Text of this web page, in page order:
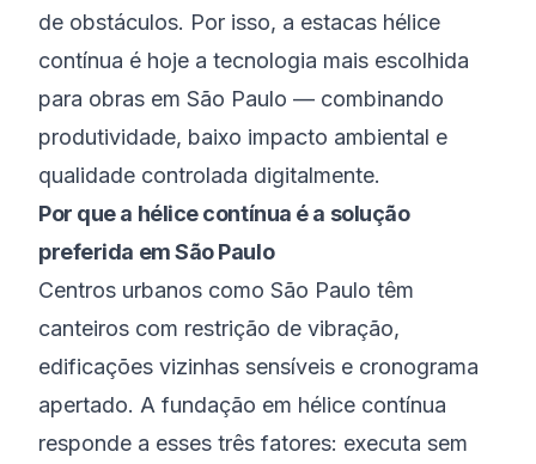
de obstáculos. Por isso, a estacas hélice
contínua é hoje a tecnologia mais escolhida
para obras em São Paulo — combinando
produtividade, baixo impacto ambiental e
qualidade controlada digitalmente.
Por que a hélice contínua é a solução
preferida em São Paulo
Centros urbanos como São Paulo têm
canteiros com restrição de vibração,
edificações vizinhas sensíveis e cronograma
apertado. A fundação em hélice contínua
responde a esses três fatores: executa sem